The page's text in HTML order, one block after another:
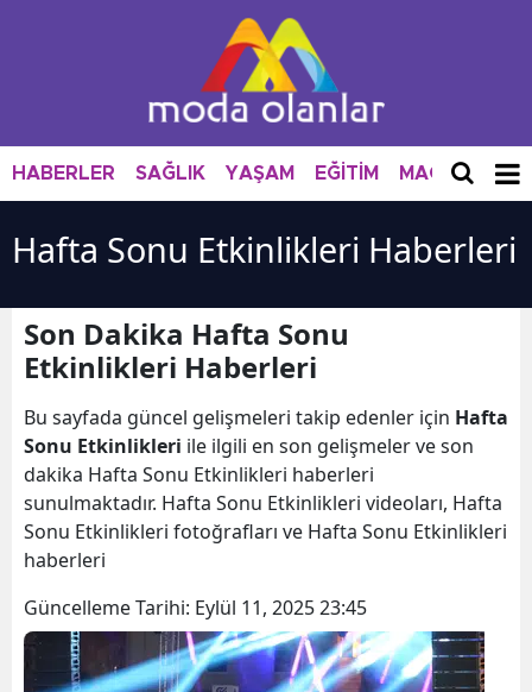
HABERLER SAĞLIK YAŞAM EĞİTİM MAGAZİN
Hafta Sonu Etkinlikleri Haberleri
Son Dakika Hafta Sonu
Etkinlikleri Haberleri
Bu sayfada güncel gelişmeleri takip edenler için Hafta
Sonu Etkinlikleri ile ilgili en son gelişmeler ve son
dakika Hafta Sonu Etkinlikleri haberleri
sunulmaktadır. Hafta Sonu Etkinlikleri videoları, Hafta
Sonu Etkinlikleri fotoğrafları ve Hafta Sonu Etkinlikleri
haberleri
Güncelleme Tarihi: Eylül 11, 2025 23:45